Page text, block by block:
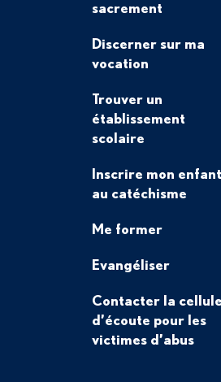
sacrement
Discerner sur ma
vocation
Trouver un
établissement
scolaire
Inscrire mon enfant
au catéchisme
Me former
Evangéliser
Contacter la cellule
d’écoute pour les
victimes d’abus